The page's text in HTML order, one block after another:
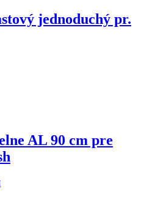
jednoduchý pr.
AL 90 cm pre